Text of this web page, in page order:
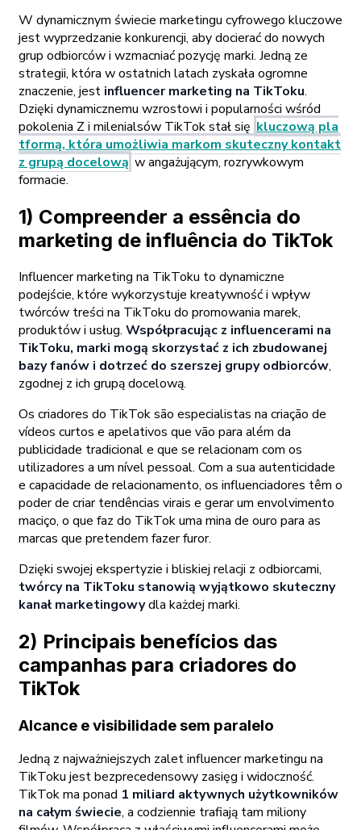
W dynamicznym świecie marketingu cyfrowego kluczowe
jest wyprzedzanie konkurencji, aby docierać do nowych
grup odbiorców i wzmacniać pozycję marki. Jedną ze
strategii, która w ostatnich latach zyskała ogromne
znaczenie, jest influencer marketing na TikToku.
Dzięki dynamicznemu wzrostowi i popularności wśród
pokolenia Z i milenialsów TikTok stał się kluczową pla
tformą, która umożliwia markom skuteczny kontakt
z grupą docelową w angażującym, rozrywkowym
formacie.
1) Compreender a essência do
marketing de influência do TikTok
Influencer marketing na TikToku to dynamiczne
podejście, które wykorzystuje kreatywność i wpływ
twórców treści na TikToku do promowania marek,
produktów i usług. Współpracując z influencerami na
TikToku, marki mogą skorzystać z ich zbudowanej
bazy fanów i dotrzeć do szerszej grupy odbiorców,
zgodnej z ich grupą docelową.
Os criadores do TikTok são especialistas na criação de
vídeos curtos e apelativos que vão para além da
publicidade tradicional e que se relacionam com os
utilizadores a um nível pessoal. Com a sua autenticidade
e capacidade de relacionamento, os influenciadores têm o
poder de criar tendências virais e gerar um envolvimento
maciço, o que faz do TikTok uma mina de ouro para as
marcas que pretendem fazer furor.
Dzięki swojej ekspertyzie i bliskiej relacji z odbiorcami,
twórcy na TikToku stanowią wyjątkowo skuteczny
kanał marketingowydla każdej marki.
2) Principais benefícios das
campanhas para criadores do
TikTok
Alcance e visibilidade sem paralelo
Jedną z najważniejszych zalet influencer marketingu na
TikToku jest bezprecedensowy zasięg i widoczność.
TikTok ma ponad 1 miliard aktywnych użytkowników
na całym świecie, a codziennie trafiają tam miliony